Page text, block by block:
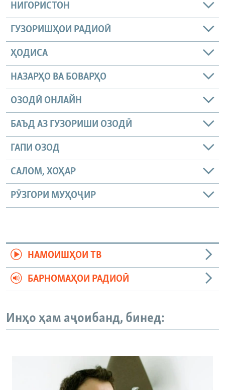
НИГОРИСТОН
ГУЗОРИШҲОИ РАДИОӢ
ҲОДИСА
НАЗАРҲО ВА БОВАРҲО
ОЗОДӢ ОНЛАЙН
БАЪД АЗ ГУЗОРИШИ ОЗОДӢ
ГАПИ ОЗОД
САЛОМ, ХОҲАР
РӮЗГОРИ МУҲОҶИР
НАМОИШҲОИ ТВ
БАРНОМАҲОИ РАДИОӢ
Инҳо ҳам аҷоибанд, бинед: